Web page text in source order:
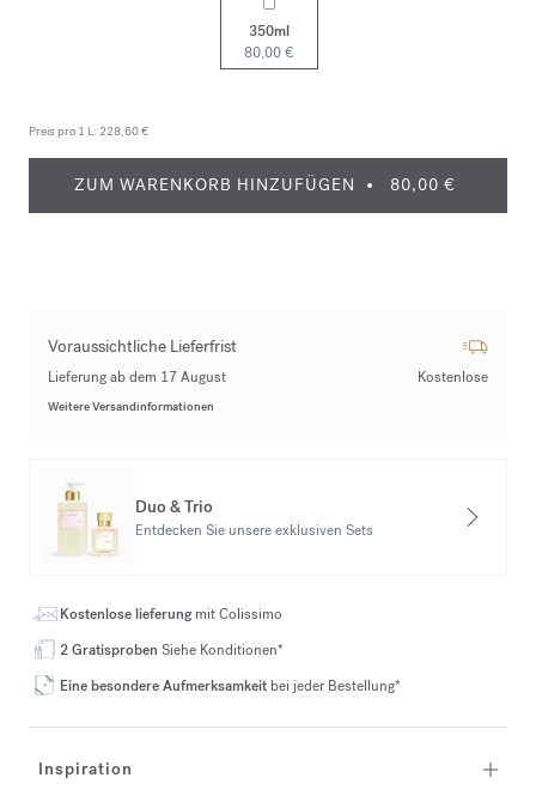
350ml
80,00 €
Preis pro 1 L: 228,60 €
ZUM WARENKORB HINZUFÜGEN 80,00 €
Voraussichtliche Lieferfrist
Lieferung ab dem 17 August Kostenlose
Weitere Versandinformationen
Duo & Trio
Entdecken Sie unsere exklusiven Sets
Kostenlose lieferungmit Colissimo
2 Gratisproben Siehe Konditionen*
Eine besondere Aufmerksamkeit bei jeder Bestellung*
Inspiration